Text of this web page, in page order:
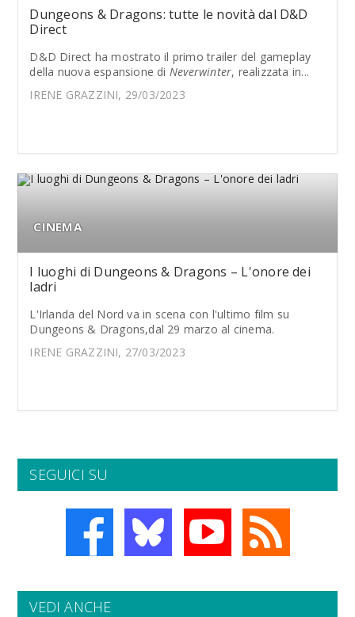
Dungeons & Dragons: tutte le novità dal D&D
Direct
D&D Direct ha mostrato il primo trailer del gameplay
della nuova espansione di Neverwinter, realizzata in...
IRENE GRAZZINI, 29/03/2023
CINEMA
I luoghi di Dungeons & Dragons – L'onore dei
ladri
L'Irlanda del Nord va in scena con l'ultimo film su
Dungeons & Dragons,dal 29 marzo al cinema.
IRENE GRAZZINI, 27/03/2023
SEGUICI SU
VEDI ANCHE